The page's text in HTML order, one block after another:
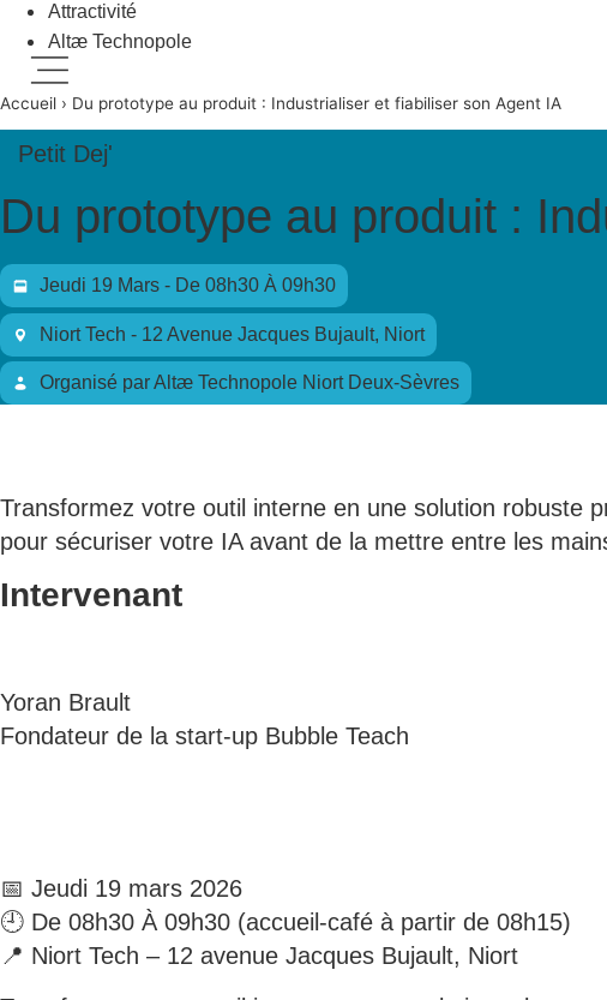
Attractivité
Altæ Technopole
Menu
Accueil › Du prototype au produit : Industrialiser et fiabiliser son Agent IA
Petit Dej'
Du prototype au produit :
Jeudi 19 Mars - De 08h30 À 09h30
Niort Tech - 12 Avenue Jacques Bujault, Niort
Organisé parAltæ Technopole Niort Deux-Sèvres
Transformez votre outil interne en une solution robuste
pour sécuriser votre IA avant de la mettre entre les
Intervenant
Yoran Brault
Fondateur de la start-up Bubble Teach
📅 Jeudi 19 mars 2026
🕘 De 08h30 À 09h30 (accueil-café à partir de 08h15)
📍 Niort Tech – 12 avenue Jacques Bujault, Niort